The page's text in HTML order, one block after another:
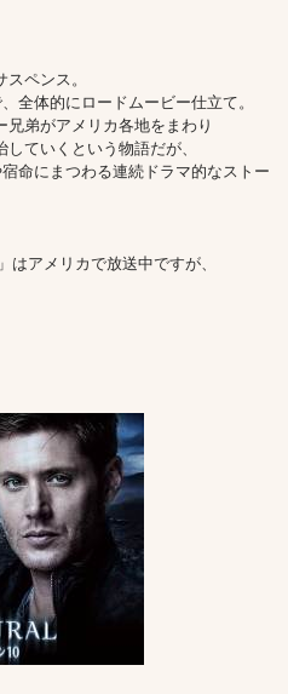
ペンス。
全体的にロードムービー仕立て。
弟がアメリカ各地をまわり
ていくという物語だが、
命にまつわる連続ドラマ的なストー
アメリカで放送中ですが、